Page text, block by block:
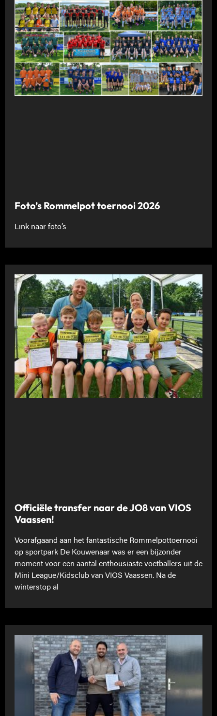
Foto’s Rommelpot toernooi 2026
Link naar foto’s
Officiële transfer naar de JO8 van VIOS
Vaassen!
Voorafgaand aan het fantastische Rommelpottoernooi
op sportpark De Kouwenaar was er een bijzonder
moment voor een aantal enthousiaste voetballers uit de
Mini League/Kidsclub van VIOS Vaassen. Na de
winterstop al